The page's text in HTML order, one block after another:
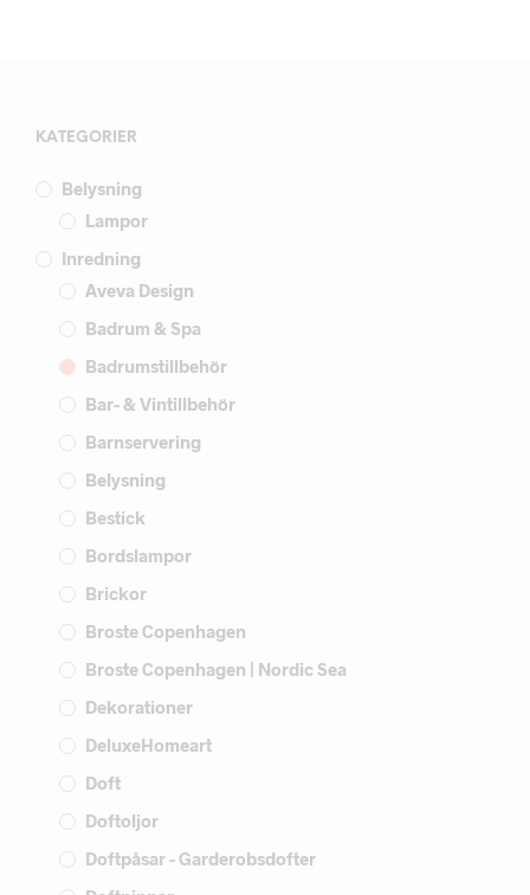
KATEGORIER
Belysning
Lampor
Inredning
Aveva Design
Badrum & Spa
Badrumstillbehör
Bar- & Vintillbehör
Barnservering
Belysning
Bestick
Bordslampor
Brickor
Broste Copenhagen
Broste Copenhagen | Nordic Sea
Dekorationer
DeluxeHomeart
Doft
Doftoljor
Doftpåsar - Garderobsdofter